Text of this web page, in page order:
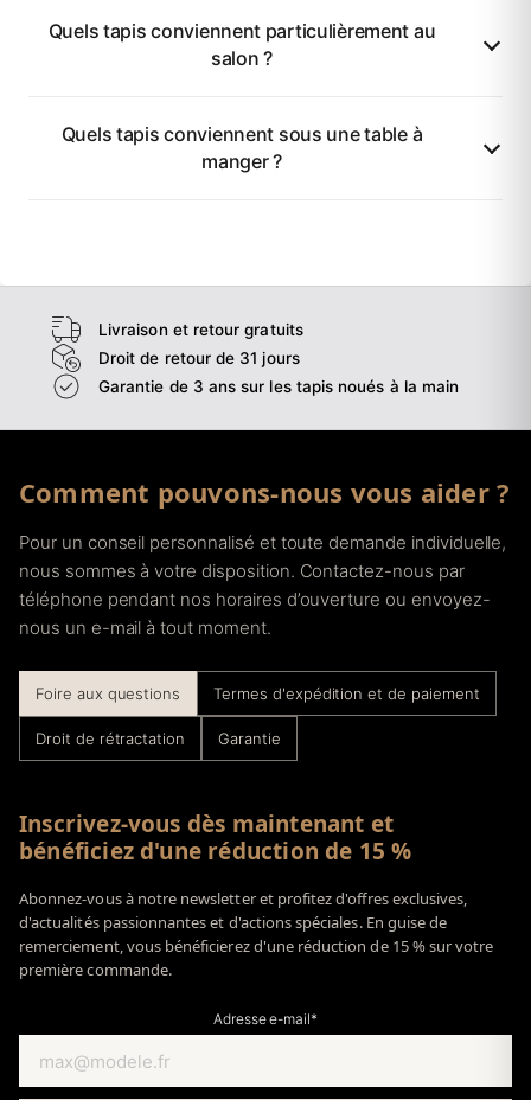
Quels tapis conviennent particulièrement au
salon ?
Quels tapis conviennent sous une table à
manger ?
Livraison et retour gratuits
Droit de retour de 31 jours
Garantie de 3 ans sur les tapis noués à la main
Comment pouvons-nous vous aider ?
Pour un conseil personnalisé et toute demande individuelle,
nous sommes à votre disposition. Contactez-nous par
téléphone pendant nos horaires d’ouverture ou envoyez-
nous un e-mail à tout moment.
Foire aux questions Termes d'expédition et de paiement
Droit de rétractation Garantie
Inscrivez-vous dès maintenant et
bénéficiez d'une réduction de 15 %
Abonnez-vous à notre newsletter et profitez d'offres exclusives,
d'actualités passionnantes et d'actions spéciales. En guise de
remerciement, vous bénéficierez d'une réduction de 15 % sur votre
première commande.
Adresse e-mail*